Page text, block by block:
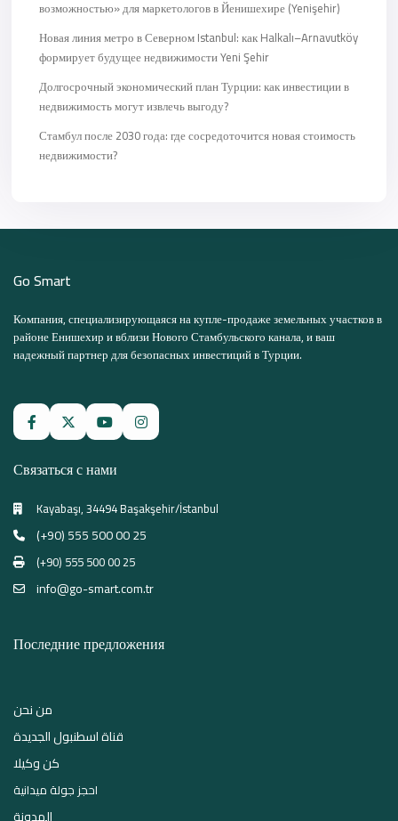
возможностью» для маркетологов в Йенишехире (Yenişehir)
Новая линия метро в Северном Istanbul: как Halkalı–Arnavutköy
формирует будущее недвижимости Yeni Şehir
Долгосрочный экономический план Турции: как инвестиции в
недвижимость могут извлечь выгоду?
Стамбул после 2030 года: где сосредоточится новая стоимость
недвижимости?
Go Smart
Компания, специализирующаяся на купле-продаже земельных участков в
районе Енишехир и вблизи Нового Стамбульского канала, и ваш
надежный партнер для безопасных инвестиций в Турции.
Связаться с нами
Kayabaşı, 34494 Başakşehir/İstanbul
(+90) 555 500 00 25
(+90) 555 500 00 25
info@go-smart.com.tr
Последние предложения
من نحن
قناة اسطنبول الجديدة
كن وكيلا
احجز جولة ميدانية